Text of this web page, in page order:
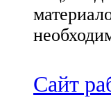
Сайт